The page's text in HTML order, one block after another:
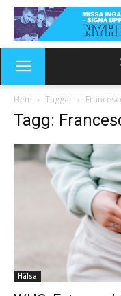
Hem Taggar
Tagg:
Hälsa